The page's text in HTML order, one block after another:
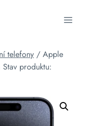
telefony / Apple
produktu: